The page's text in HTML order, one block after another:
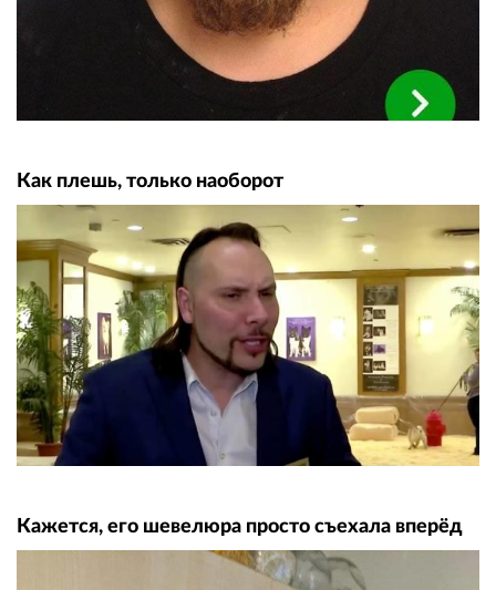
Как плешь, только наоборот
Кажется, его шевелюра просто съехала вперёд